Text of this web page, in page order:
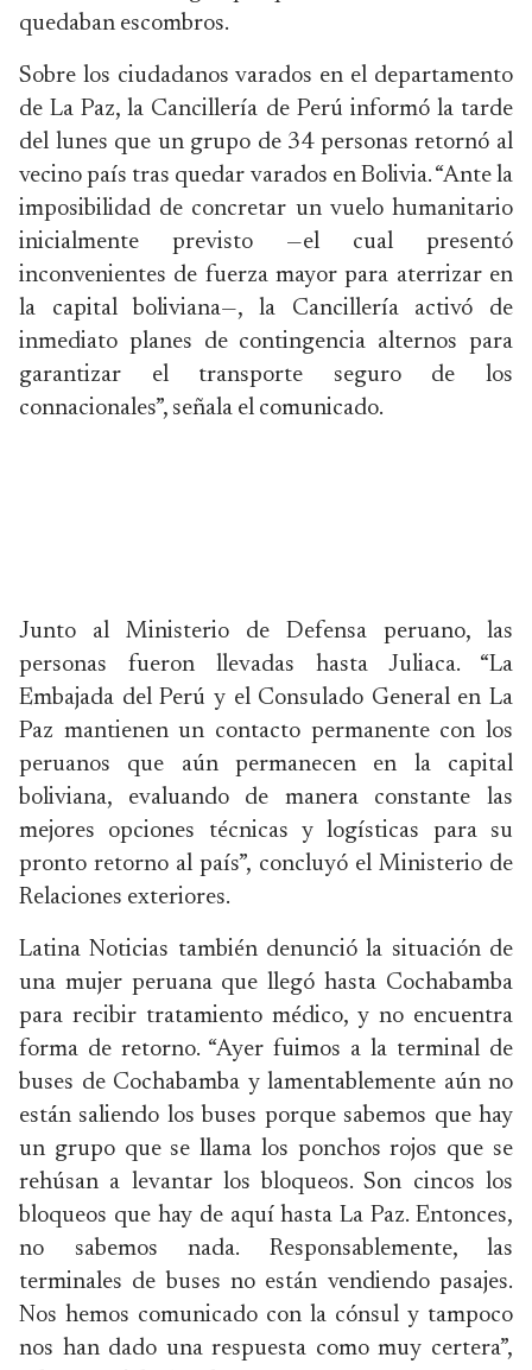
quedaban escombros.
Sobre los ciudadanos varados en el departamento
de La Paz, la Cancillería de Perú informó la tarde
del lunes que un grupo de 34 personas retornó al
vecino país tras quedar varados en Bolivia. “Ante la
imposibilidad de concretar un vuelo humanitario
inicialmente previsto —el cual presentó
inconvenientes de fuerza mayor para aterrizar en
la capital boliviana—, la Cancillería activó de
inmediato planes de contingencia alternos para
garantizar el transporte seguro de los
connacionales”, señala el comunicado.
Junto al Ministerio de Defensa peruano, las
personas fueron llevadas hasta Juliaca. “La
Embajada del Perú y el Consulado General en La
Paz mantienen un contacto permanente con los
peruanos que aún permanecen en la capital
boliviana, evaluando de manera constante las
mejores opciones técnicas y logísticas para su
pronto retorno al país”, concluyó el Ministerio de
Relaciones exteriores.
Latina Noticias también denunció la situación de
una mujer peruana que llegó hasta Cochabamba
para recibir tratamiento médico, y no encuentra
forma de retorno. “Ayer fuimos a la terminal de
buses de Cochabamba y lamentablemente aún no
están saliendo los buses porque sabemos que hay
un grupo que se llama los ponchos rojos que se
rehúsan a levantar los bloqueos. Son cincos los
bloqueos que hay de aquí hasta La Paz. Entonces,
no sabemos nada. Responsablemente, las
terminales de buses no están vendiendo pasajes.
Nos hemos comunicado con la cónsul y tampoco
nos han dado una respuesta como muy certera”,